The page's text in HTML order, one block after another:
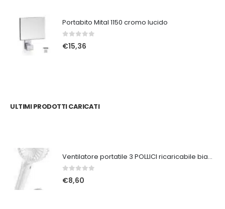
Portabito Mital 1150 cromo lucido
Su 5
€15,36
ULTIMI PRODOTTI CARICATI
Ventilatore portatile 3 POLLICI ricaricabile bianco
Su 5
€8,60